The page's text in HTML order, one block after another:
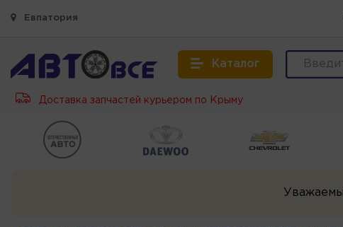
Евпатория
Каталог
Доставка запчастей курьером по Крыму